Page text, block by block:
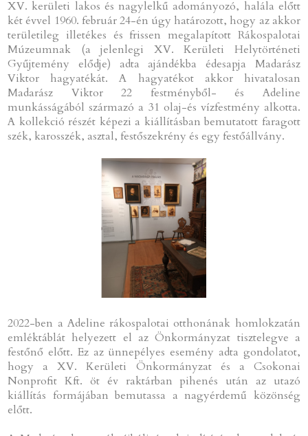
XV. kerületi lakos és nagylelkű adományozó, halála előtt
két évvel 1960. február 24-én úgy határozott, hogy az akkor
területileg illetékes és frissen megalapított Rákospalotai
Múzeumnak (a jelenlegi XV. Kerületi Helytörténeti
Gyűjtemény elődje) adta ajándékba édesapja Madarász
Viktor hagyatékát. A hagyatékot akkor hivatalosan
Madarász Viktor 22 festményből- és Adeline
munkásságából származó a 31 olaj-és vízfestmény alkotta.
A kollekció részét képezi a kiállításban bemutatott faragott
szék, karosszék, asztal, festőszekrény és egy festőállvány.
2022-ben a Adeline rákospalotai otthonának homlokzatán
emléktáblát helyezett el az Önkormányzat tisztelegve a
festőnő előtt. Ez az ünnepélyes esemény adta gondolatot,
hogy a XV. Kerületi Önkormányzat és a Csokonai
Nonprofit Kft. öt év raktárban pihenés után az utazó
kiállítás formájában bemutassa a nagyérdemű közönség
előtt.